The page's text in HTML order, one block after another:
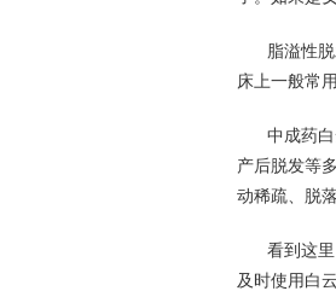
脂溢性
床上一般常
中成药
产后脱发等
动稀疏、脱
看到这
及时使用白